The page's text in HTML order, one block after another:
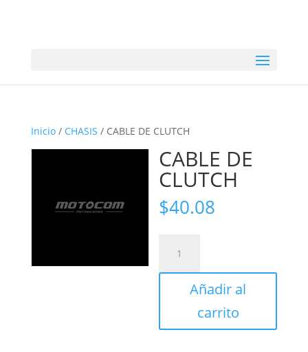
Inicio/ CHASIS / CABLE DE CLUTCH
CABLE DE
CLUTCH
$40.08
CLUTCH
cantidadAñadir al
carrito